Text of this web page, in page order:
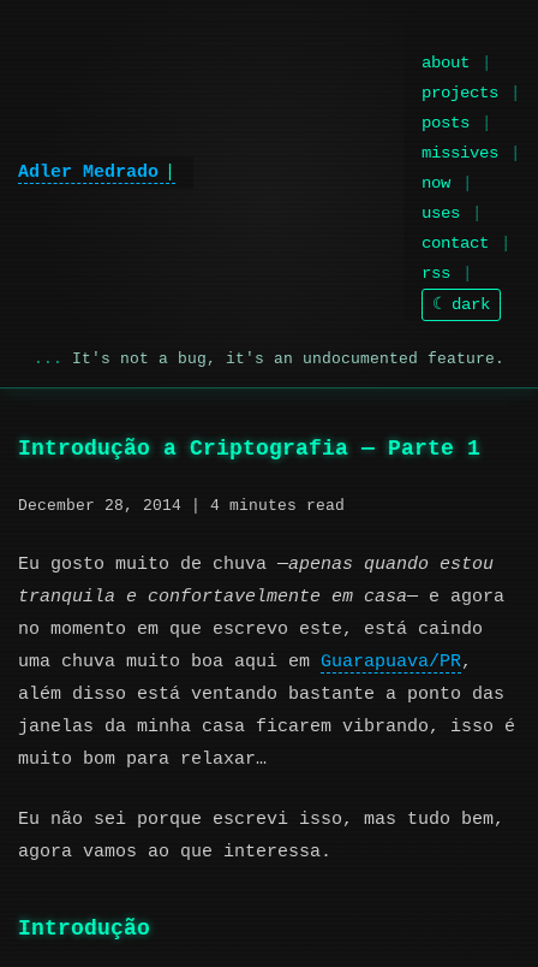
Adler Medrado
about
projects
posts
missives
now
uses
contact
rss
☾ dark
It's not a bug, it's an undocumented feature.
Introdução a Criptografia — Parte 1
December 28, 2014 | 4 minutes read
Eu gosto muito de chuva —apenas quando estou
tranquila e confortavelmente em casa— e agora
no momento em que escrevo este, está caindo
uma chuva muito boa aqui em Guarapuava/PR,
além disso está ventando bastante a ponto das
janelas da minha casa ficarem vibrando, isso é
muito bom para relaxar…
Eu não sei porque escrevi isso, mas tudo bem,
agora vamos ao que interessa.
Introdução